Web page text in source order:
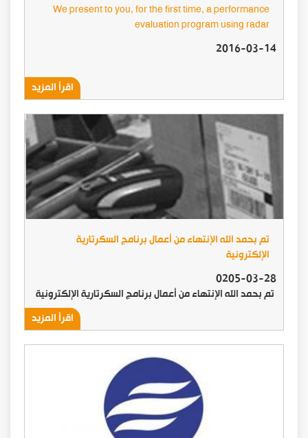
We present to you, for the first time, a performance
evaluation program using radar
2016-03-14
اقرأ المزيد
تم بحمد الله الإنتهاء من أعمال برنامج السكرتارية
الإلكترونية
0205-03-28
اقرأ المزيد